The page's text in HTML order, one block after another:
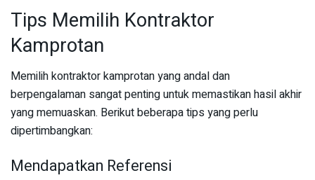
Tips Memilih Kontraktor
Kamprotan
Memilih kontraktor kamprotan yang andal dan
berpengalaman sangat penting untuk memastikan hasil akhir
yang memuaskan. Berikut beberapa tips yang perlu
dipertimbangkan:
Mendapatkan Referensi